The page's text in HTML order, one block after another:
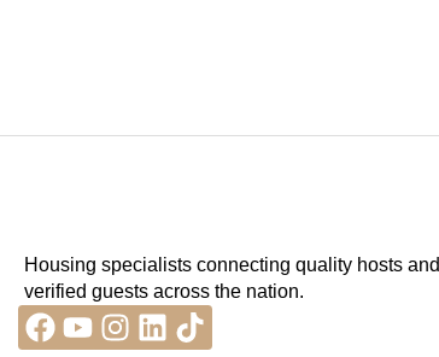
Housing specialists connecting quality hosts and
verified guests across the nation.
Facebook
Youtube
Instagram
Linkedin
Tiktok